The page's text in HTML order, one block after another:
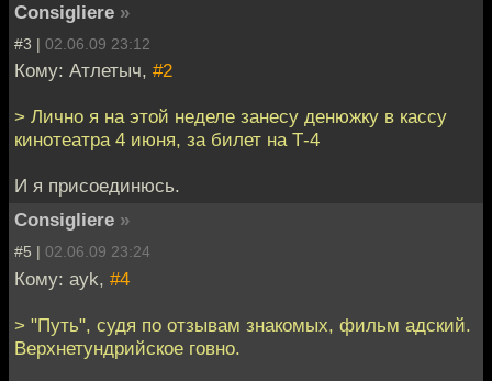
Consigliere »
#3 | 02.06.09 23:12
Кому: Атлетыч, #2
> Лично я на этой неделе занесу денюжку в кассу
кинотеатра 4 июня, за билет на Т-4
И я присоединюсь.
Consigliere »
#5 | 02.06.09 23:24
Кому: ayk, #4
> "Путь", судя по отзывам знакомых, фильм адский.
Верхнетундрийское говно.